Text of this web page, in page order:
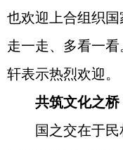
也欢迎上合组织
走一走、多看一
轩表示热烈欢迎。
共筑文化之桥
国之交在于